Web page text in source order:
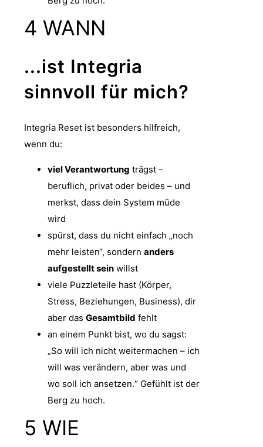
4 WANN
...ist Integria
sinnvoll für mich?
Integria Reset ist besonders hilfreich,
wenn du:
viel Verantwortung trägst –
beruflich, privat oder beides – und
merkst, dass dein System müde
wird
spürst, dass du nicht einfach „noch
mehr leisten“, sondern anders
aufgestellt sein willst
viele Puzzleteile hast (Körper,
Stress, Beziehungen, Business), dir
aber das Gesamtbild fehlt
an einem Punkt bist, wo du sagst:
„So will ich nicht weitermachen – ich
will was verändern, aber was und
wo soll ich ansetzen.“ Gefühlt ist der
Berg zu hoch.
5 WIE